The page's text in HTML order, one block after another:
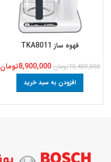
قهوه ساز TKA8011
10,400,000تومان 8,900,000تومان
افزودن به سبد خرید